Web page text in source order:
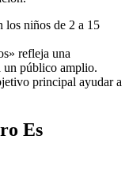
niños de 2 a 15
refleja una
un público amplio.
principal ayudar a
Es